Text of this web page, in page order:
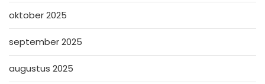
oktober 2025
september 2025
augustus 2025